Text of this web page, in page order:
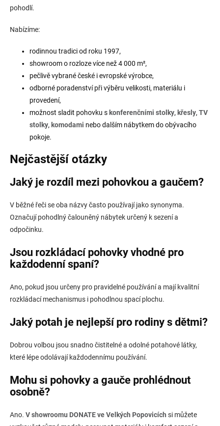
pohodlí.
Nabízíme:
rodinnou tradici od roku 1997,
showroom o rozloze více než 4 000 m²,
pečlivě vybrané české i evropské výrobce,
odborné poradenství při výběru velikosti, materiálu i
provedení,
možnost sladit pohovku skonferenčními stolky, křesly, TV
stolky, komodami nebo dalším nábytkem do obývacího
pokoje.
Nejčastější otázky
Jaký je rozdíl mezi pohovkou a gaučem?
V běžné řeči se oba názvy často používají jako synonyma.
Označují pohodlný čalouněný nábytek určený k sezení a
odpočinku.
Jsou rozkládací pohovky vhodné pro
každodenní spaní?
Ano, pokud jsou určeny pro pravidelné používání a mají kvalitní
rozkládací mechanismus i pohodlnou spací plochu.
Jaký potah je nejlepší pro rodiny s dětmi?
Dobrou volbou jsou snadno čistitelné a odolné potahové látky,
které lépe odolávají každodennímu používání.
Mohu si pohovky a gauče prohlédnout
osobně?
Ano. V showroomu DONATE ve Velkých Popovicích si můžete